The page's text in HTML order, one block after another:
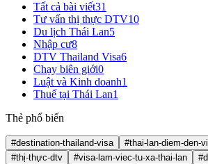
Tất cả bài viết31
Tư vấn thị thực DTV10
Du lịch Thái Lan5
Nhập cư8
DTV Thailand Visa6
Chạy biên giới0
Luật và Kinh doanh1
Thuế tại Thái Lan1
Thẻ phổ biến
#destination-thailand-visa #thai-lan-diem-den-
#thị-thực-dtv
#visa-lam-viec-tu-xa-thai-lan